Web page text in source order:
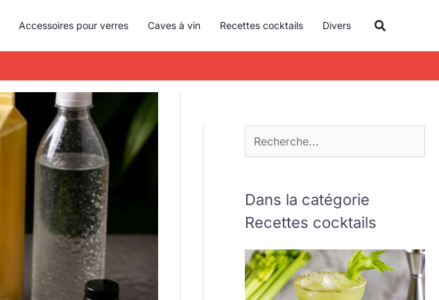
Accessoires pour verres Caves à vin Recettes cocktails Divers
e
c
h
Dans la catégorie
Recettes cocktails